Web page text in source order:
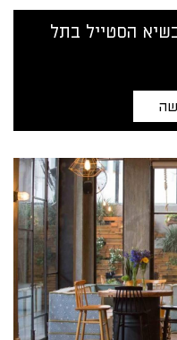
הסטייל בתל